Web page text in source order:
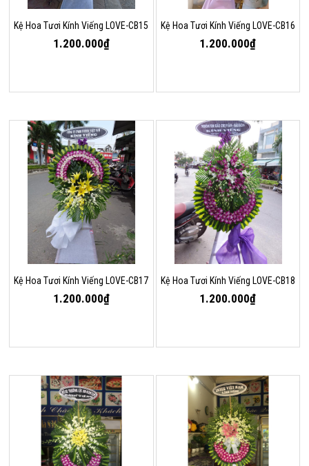
Kệ Hoa Tươi Kính Viếng LOVE-CB15
1.200.000₫
Kệ Hoa Tươi Kính Viếng LOVE-CB16
1.200.000₫
Kệ Hoa Tươi Kính Viếng LOVE-CB17
1.200.000₫
Kệ Hoa Tươi Kính Viếng LOVE-CB18
1.200.000₫